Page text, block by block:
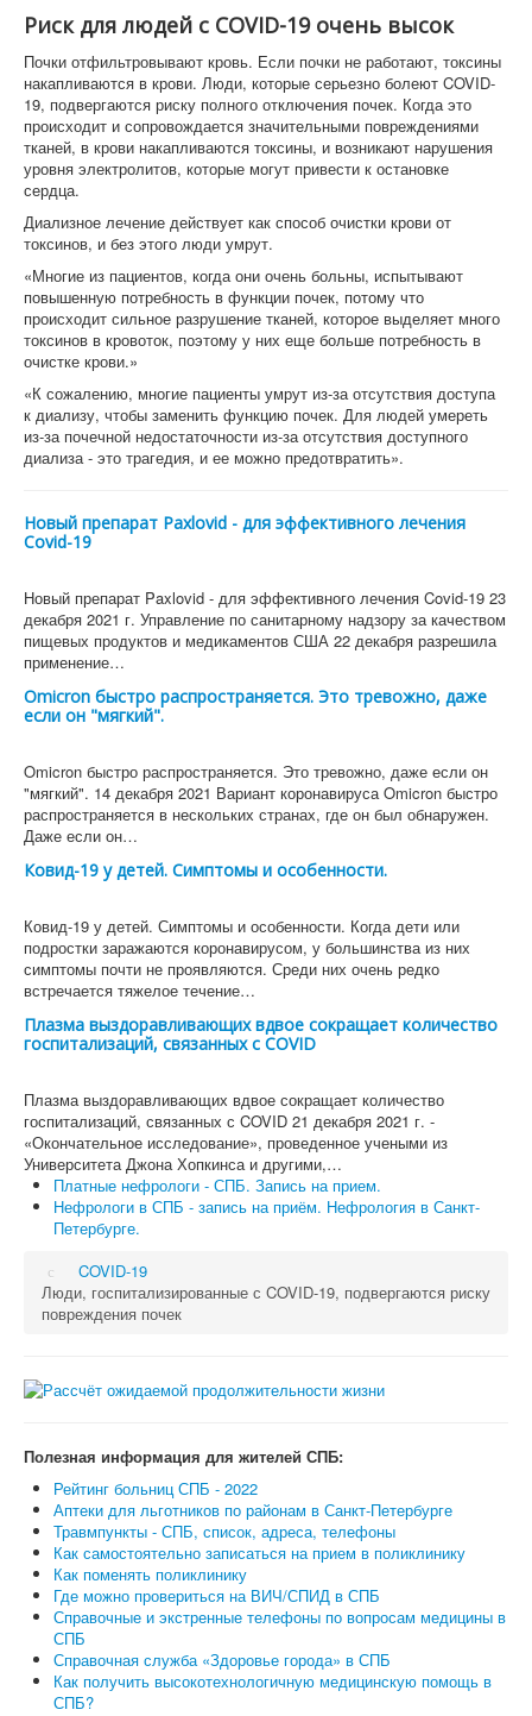
Риск для людей с COVID-19 очень высок
Почки отфильтровывают кровь. Если почки не работают, токсины
накапливаются в крови. Люди, которые серьезно болеют COVID-
19, подвергаются риску полного отключения почек. Когда это
происходит и сопровождается значительными повреждениями
тканей, в крови накапливаются токсины, и возникают нарушения
уровня электролитов, которые могут привести к остановке
сердца.
Диализное лечение действует как способ очистки крови от
токсинов, и без этого люди умрут.
«Многие из пациентов, когда они очень больны, испытывают
повышенную потребность в функции почек, потому что
происходит сильное разрушение тканей, которое выделяет много
токсинов в кровоток, поэтому у них еще больше потребность в
очистке крови.»
«К сожалению, многие пациенты умрут из-за отсутствия доступа
к диализу, чтобы заменить функцию почек. Для людей умереть
из-за почечной недостаточности из-за отсутствия доступного
диализа - это трагедия, и ее можно предотвратить».
Новый препарат Paxlovid - для эффективного лечения
Covid-19
Новый препарат Paxlovid - для эффективного лечения Covid-19 23
декабря 2021 г. Управление по санитарному надзору за качеством
пищевых продуктов и медикаментов США 22 декабря разрешила
применение…
Omicron быстро распространяется. Это тревожно, даже
если он "мягкий".
Omicron быстро распространяется. Это тревожно, даже если он
"мягкий". 14 декабря 2021 Вариант коронавируса Omicron быстро
распространяется в нескольких странах, где он был обнаружен.
Даже если он…
Ковид-19 у детей. Симптомы и особенности.
Ковид-19 у детей. Симптомы и особенности. Когда дети или
подростки заражаются коронавирусом, у большинства из них
симптомы почти не проявляются. Среди них очень редко
встречается тяжелое течение…
Плазма выздоравливающих вдвое сокращает количество
госпитализаций, связанных с COVID
Плазма выздоравливающих вдвое сокращает количество
госпитализаций, связанных с COVID 21 декабря 2021 г. -
«Окончательное исследование», проведенное учеными из
Университета Джона Хопкинса и другими,…
Платные нефрологи - СПБ. Запись на прием.
Нефрологи в СПБ - запись на приём. Нефрология в Санкт-
Петербурге.
COVID-19
Люди, госпитализированные с COVID-19, подвергаются риску
повреждения почек
Полезная информация для жителей СПБ:
Рейтинг больниц СПБ - 2022
Аптеки для льготников по районам в Санкт-Петербурге
Травмпункты - СПБ, список, адреса, телефоны
Как самостоятельно записаться на прием в поликлинику
Как поменять поликлинику
Где можно провериться на ВИЧ/СПИД в СПБ
Справочные и экстренные телефоны по вопросам медицины в
СПБ
Справочная служба «Здоровье города» в СПБ
Как получить высокотехнологичную медицинскую помощь в
СПБ?